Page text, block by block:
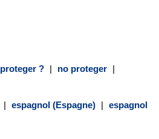
proteger ? | no proteger |
| espagnol (Espagne) | espagnol